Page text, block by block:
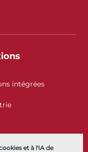
et à l'IA de
intégrées